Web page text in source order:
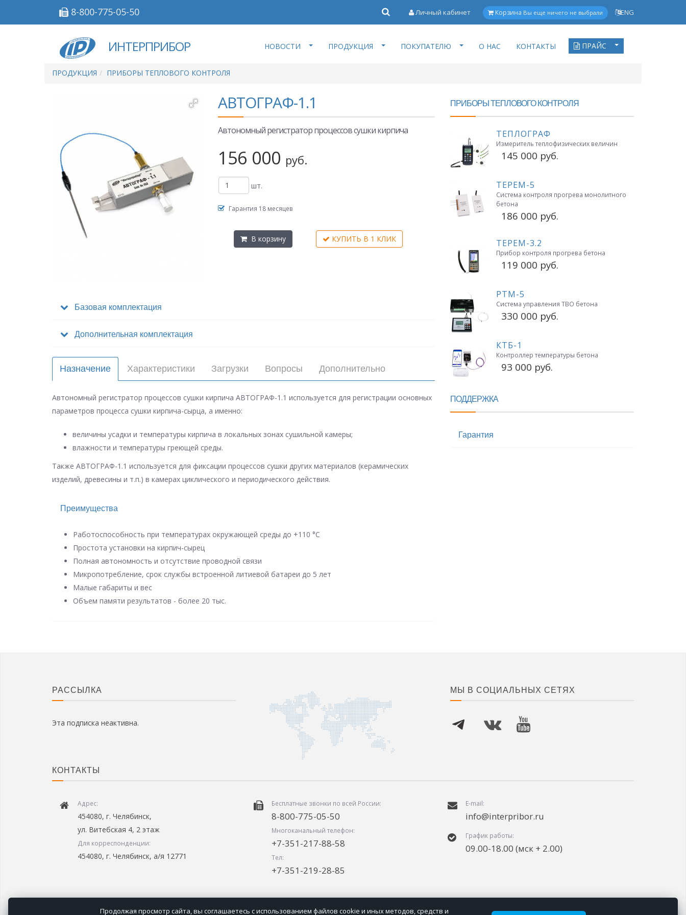
8-800-775-05-50 Личный кабинет Корзина Вы еще ничего не выбрали ENG
ИНТЕРПРИБОР НОВОСТИ ПРОДУКЦИЯ ПОКУПАТЕЛЮ О НАС КОНТАКТЫ ПРАЙС
ПРОДУКЦИЯ ПРИБОРЫ ТЕПЛОВОГО КОНТРОЛЯ
АВТОГРАФ-1.1
Автономный регистратор процессов сушки кирпича
156 000 руб.
шт.
Гарантия 18 месяцев
В корзину КУПИТЬ В 1 КЛИК
Базовая комплектация
Дополнительная комплектация
Назначение Характеристики Загрузки Вопросы Дополнительно
Автономный регистратор процессов сушки кирпича АВТОГРАФ-1.1 используется для регистрации основных
параметров процесса сушки кирпича-сырца, а именно:
величины усадки и температуры кирпича в локальных зонах сушильной камеры;
влажности и температуры греющей среды.
Также АВТОГРАФ-1.1 используется для фиксации процессов сушки других материалов (керамических
изделий, древесины и т.п.) в камерах циклического и периодического действия.
Преимущества
Работоспособность при температурах окружающей среды до +110 °С
Простота установки на кирпич-сырец
Полная автономность и отсутствие проводной связи
Микропотребление, срок службы встроенной литиевой батареи до 5 лет
Малые габариты и вес
Объем памяти результатов - более 20 тыс.
ПРИБОРЫ ТЕПЛОВОГО КОНТРОЛЯ
ТЕПЛОГРАФ
Измеритель теплофизических величин
145 000 руб.
ТЕРЕМ-5
Система контроля прогрева монолитного
бетона
186 000 руб.
ТЕРЕМ-3.2
Прибор контроля прогрева бетона
119 000 руб.
РТМ-5
Система управления ТВО бетона
330 000 руб.
КТБ-1
Контроллер температуры бетона
93 000 руб.
ПОДДЕРЖКА
Гарантия
РАССЫЛКА
Эта подписка неактивна.
МЫ В СОЦИАЛЬНЫХ СЕТЯХ
КОНТАКТЫ
Адрес:
454080, г. Челябинск,
ул. Витебская 4, 2 этаж
Для корреспонденции:
454080, г. Челябинск, а/я 12771
Бесплатные звонки по всей России:
8-800-775-05-50
Многоканальный телефон:
+7-351-217-88-58
Тел:
+7-351-219-28-85
E-mail:
info@interpribor.ru
График работы:
09.00-18.00 (мск + 2.00)
Продолжая просмотр сайта, вы соглашаетесь с использованием файлов cookie и иных методов, средств и